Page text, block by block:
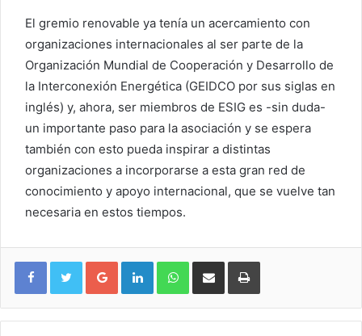
El gremio renovable ya tenía un acercamiento con
organizaciones internacionales al ser parte de la
Organización Mundial de Cooperación y Desarrollo de
la Interconexión Energética (GEIDCO por sus siglas en
inglés) y, ahora, ser miembros de ESIG es -sin duda-
un importante paso para la asociación y se espera
también con esto pueda inspirar a distintas
organizaciones a incorporarse a esta gran red de
conocimiento y apoyo internacional, que se vuelve tan
necesaria en estos tiempos.
Google+ LinkedIn WhatsApp